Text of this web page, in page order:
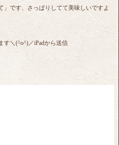
」です、さっぱりしてて美味しいですよ
す＼(^o^)／iPadから送信